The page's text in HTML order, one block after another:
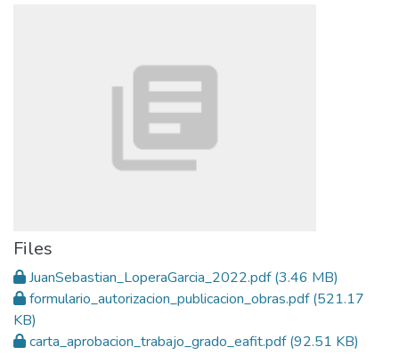
Files
JuanSebastian_LoperaGarcia_2022.pdf(3.46 MB)
formulario_autorizacion_publicacion_obras.pdf(521.17
KB)
carta_aprobacion_trabajo_grado_eafit.pdf(92.51 KB)